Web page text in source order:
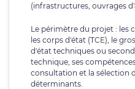
(infrastructures, ouvrages
Le périmètre du projet : les
les corps d'état (TCE), le
d'état techniques ou
technique, ses
consultation et la sélection
déterminants.